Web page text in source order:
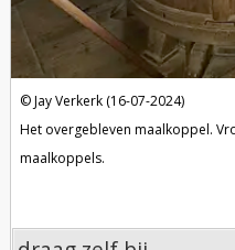
Jay Verkerk (16-07-2024)
Het overgebleven maalkoppel.
maalkoppels.